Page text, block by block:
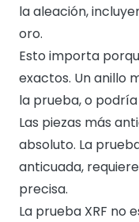
la aleación,
oro.
Esto importa
exactos. Un anillo
la prueba, o
Las piezas más
absoluto. La
anticuada,
precisa.
La prueba XRF no